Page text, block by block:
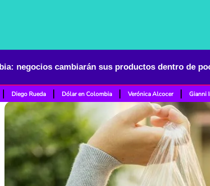
Diego Rueda Dólar en Colombia Verónica Alcocer Gianni